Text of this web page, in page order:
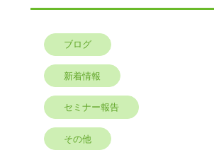
ブログ
新着情報
セミナー報告
その他